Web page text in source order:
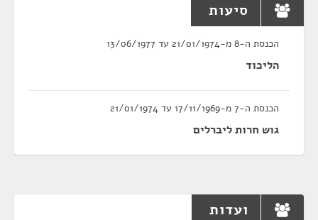
סיעות
הכנסת ה-8 מ-21/01/1974 עד 13/06/1977
הליכוד
הכנסת ה-7 מ-17/11/1969 עד 21/01/1974
גוש חרות ליברלים
ועדות